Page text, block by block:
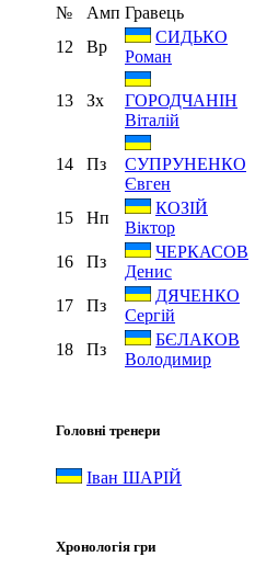
№ Амп Гравець
12
Вр
СИДЬКО
Роман
13 Зх
ГОРОДЧАНІН
Віталій
14 Пз
СУПРУНЕНКО
Євген
15 Нп
КОЗІЙ
Віктор
16 Пз
ЧЕРКАСОВ
Денис
17 Пз
ДЯЧЕНКО
Сергій
18 Пз
БЄЛАКОВ
Володимир
Головні тренери
Іван ШАРІЙ
Хронологія гри